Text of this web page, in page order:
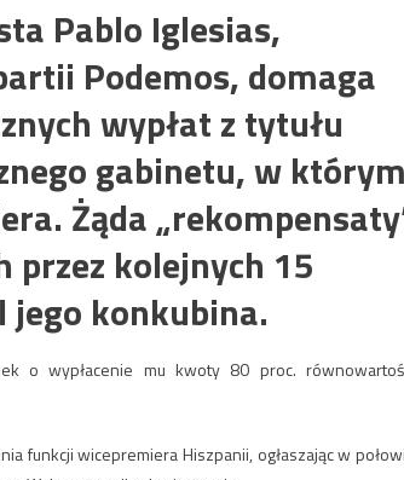
Pablo Iglesias,
Podemos, domaga
wypłat z tytułu
gabinetu, w którym
Żąda
przez kolejnych 15
jego konkubina.
o wypłacenie mu kwoty 80 proc.
funkcji wicepremiera Hiszpanii, ogłaszając w